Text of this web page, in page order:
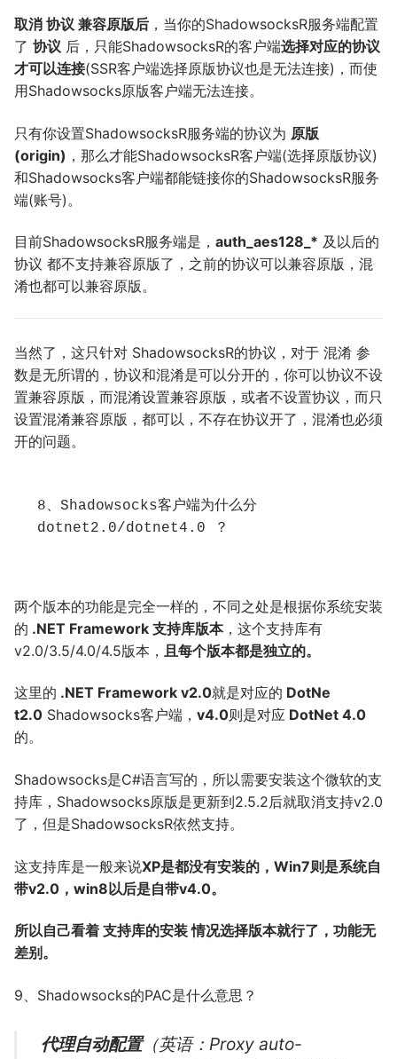
取消 协议 兼容原版后 ，当你的ShadowsocksR服务端配置
了 协议 后，只能ShadowsocksR的客户端选择对应的协议
才可以连接(SSR客户端选择原版协议也是无法连接)，而使
用Shadowsocks原版客户端无法连接。
只有你设置ShadowsocksR服务端的协议为 原版
(origin) ，那么才能ShadowsocksR客户端(选择原版协议)
和Shadowsocks客户端都能链接你的ShadowsocksR服务
端(账号)。
目前ShadowsocksR服务端是， auth_aes128_* 及以后的
协议 都不支持兼容原版了，之前的协议可以兼容原版，混
淆也都可以兼容原版。
当然了，这只针对 ShadowsocksR的协议，对于 混淆 参
数是无所谓的，协议和混淆是可以分开的，你可以协议不设
置兼容原版，而混淆设置兼容原版，或者不设置协议，而只
设置混淆兼容原版，都可以，不存在协议开了，混淆也必须
开的问题。
8、Shadowsocks客户端为什么分
dotnet2.0/dotnet4.0 ？
两个版本的功能是完全一样的，不同之处是根据你系统安装
的 .NET Framework 支持库版本，这个支持库有
v2.0/3.5/4.0/4.5版本， 且每个版本都是独立的。
这里的 .NET Framework v2.0就是对应的 DotNe
t2.0 Shadowsocks客户端， v4.0则是对应 DotNet 4.0
的。
Shadowsocks是C#语言写的，所以需要安装这个微软的支
持库，Shadowsocks原版是更新到2.5.2后就取消支持v2.0
了，但是ShadowsocksR依然支持。
这支持库是一般来说XP是都没有安装的，Win7则是系统自
带v2.0，win8以后是自带v4.0。
所以自己看着 支持库的安装 情况选择版本就行了，功能无
差别。
9、Shadowsocks的PAC是什么意思？
代理自动配置（英语： Proxy auto-